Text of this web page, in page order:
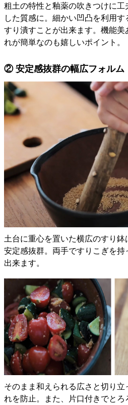
粗土の特性と釉薬の吹きつけに工
した質感に。細かい凹凸を利用
すり潰すことが出来ます。機能美
れが簡単なのも嬉しいポイント。
② 安定感抜群の幅広フォルム
土台に重心を置いた横広のすり
安定感抜群。両手ですりこぎを
出来ます。
そのまま和えられる広さと切り
れを防止。また、片口付きでと